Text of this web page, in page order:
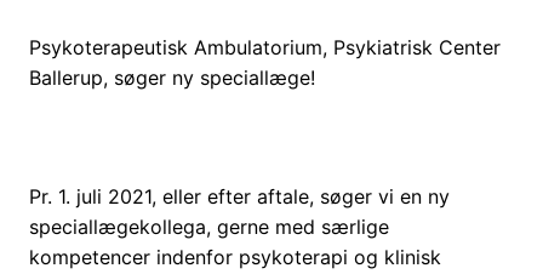
Psykoterapeutisk Ambulatorium, Psykiatrisk Center
Ballerup, søger ny speciallæge!
Pr. 1. juli 2021, eller efter aftale, søger vi en ny
speciallægekollega, gerne med særlige
kompetencer indenfor psykoterapi og klinisk